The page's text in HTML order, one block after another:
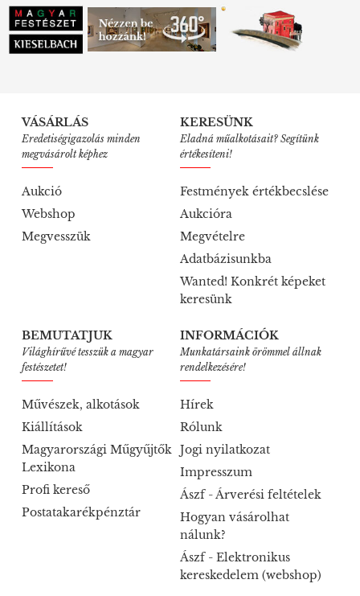
VÁSÁRLÁS
Eredetiségigazolás minden
megvásárolt képhez
Aukció
Webshop
Megvesszük
KERESÜNK
Eladná műalkotásait? Segítünk
értékesíteni!
Festmények értékbecslése
Aukcióra
Megvételre
Adatbázisunkba
Wanted! Konkrét képeket
keresünk
BEMUTATJUK
Világhírűvé tesszük a magyar
festészetet!
Művészek, alkotások
Kiállítások
Magyarországi Műgyűjtők
Lexikona
Profi kereső
Postatakarékpénztár
INFORMÁCIÓK
Munkatársaink örömmel állnak
rendelkezésére!
Hírek
Rólunk
Jogi nyilatkozat
Impresszum
Ászf - Árverési feltételek
Hogyan vásárolhat
nálunk?
Ászf - Elektronikus
kereskedelem (webshop)